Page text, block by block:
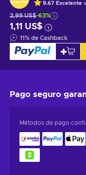
9.67 Excelente
2,99 US$-63%
1,11 US$
11% de Cashback
Pago seguro
Métodos de pago